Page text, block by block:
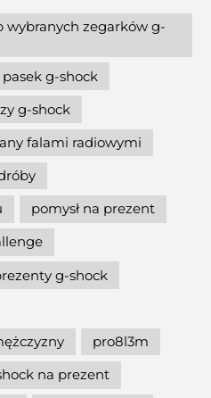
wybranych zegarków g-
pasek g-shock
g-shock
falami radiowymi
pomysł na prezent
g-shock
pro8l3m
na prezent